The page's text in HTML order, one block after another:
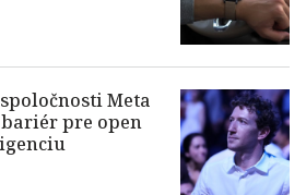
Meta
pre open